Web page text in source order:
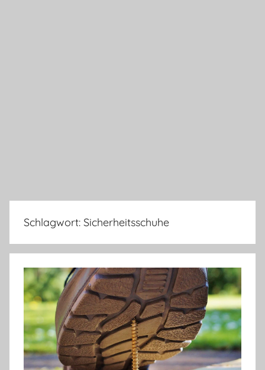
Schlagwort: Sicherheitsschuhe